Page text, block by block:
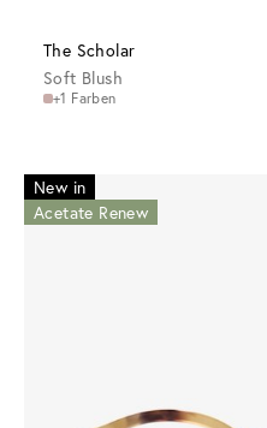
The Scholar
Soft Blush
+1 Farben
New in
Acetate Renew